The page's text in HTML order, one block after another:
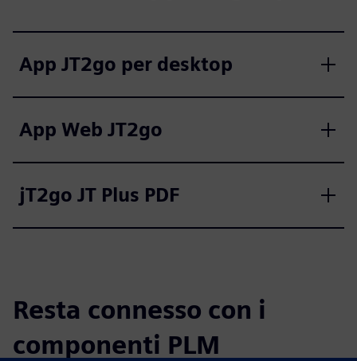
App JT2go per desktop
App Web JT2go
jT2go JT Plus PDF
Resta connesso con i
componenti PLM